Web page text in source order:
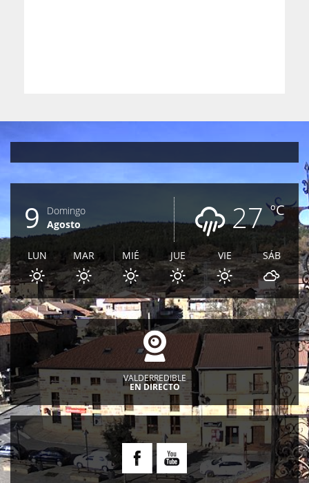
ºC
27
9
Domingo
Agosto
LUN MAR MIÉ JUE VIE SÁB
VALDERREDIBLE
EN DIRECTO